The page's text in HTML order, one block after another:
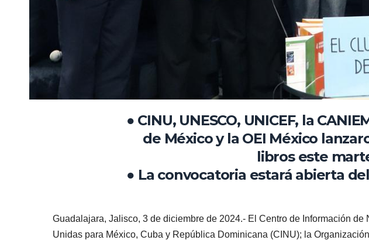
● CINU, UNESCO, UNICEF, la
de México y la OEI México
libros este
● La convocatoria estará abierta
Guadalajara, Jalisco, 3 de diciembre de 2024.- El Centro de Información de
Unidas para México, Cuba y República Dominicana (CINU); la